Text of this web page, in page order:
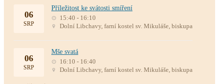
06
SRP
Příležitost ke svátosti smíření
15:40 - 16:10
Dolní Libchavy, farní kostel sv. Mikuláše, biskupa
06
SRP
Mše svatá
16:10 - 16:40
Dolní Libchavy, farní kostel sv. Mikuláše, biskupa